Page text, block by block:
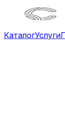
КаталогУслуги